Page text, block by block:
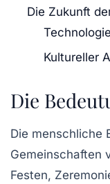
Die Zukunft
Kultureller
Die
Die menschliche
Gemeinschaften
Festen,